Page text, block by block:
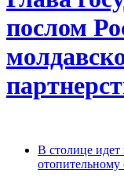
послом
В столице
отопительному